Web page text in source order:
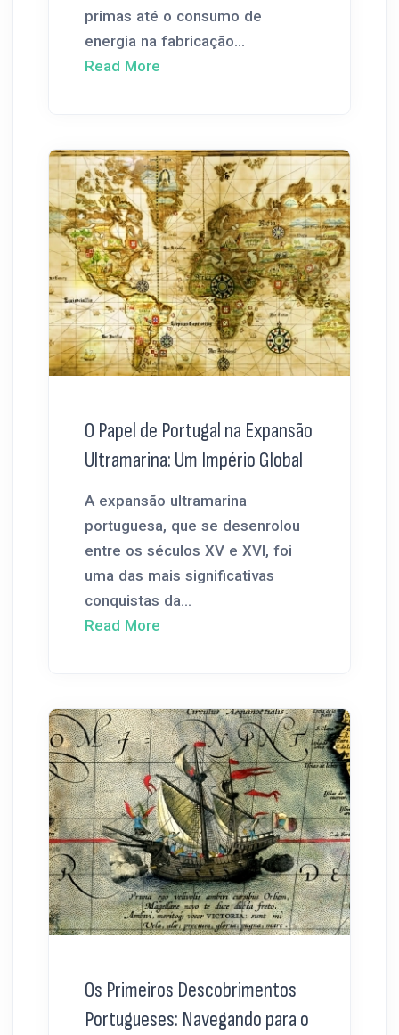
primas até o consumo de
energia na fabricação...
Read More
O Papel de Portugal na Expansão
Ultramarina: Um Império Global
A expansão ultramarina
portuguesa, que se desenrolou
entre os séculos XV e XVI, foi
uma das mais significativas
conquistas da...
Read More
Os Primeiros Descobrimentos
Portugueses: Navegando para o